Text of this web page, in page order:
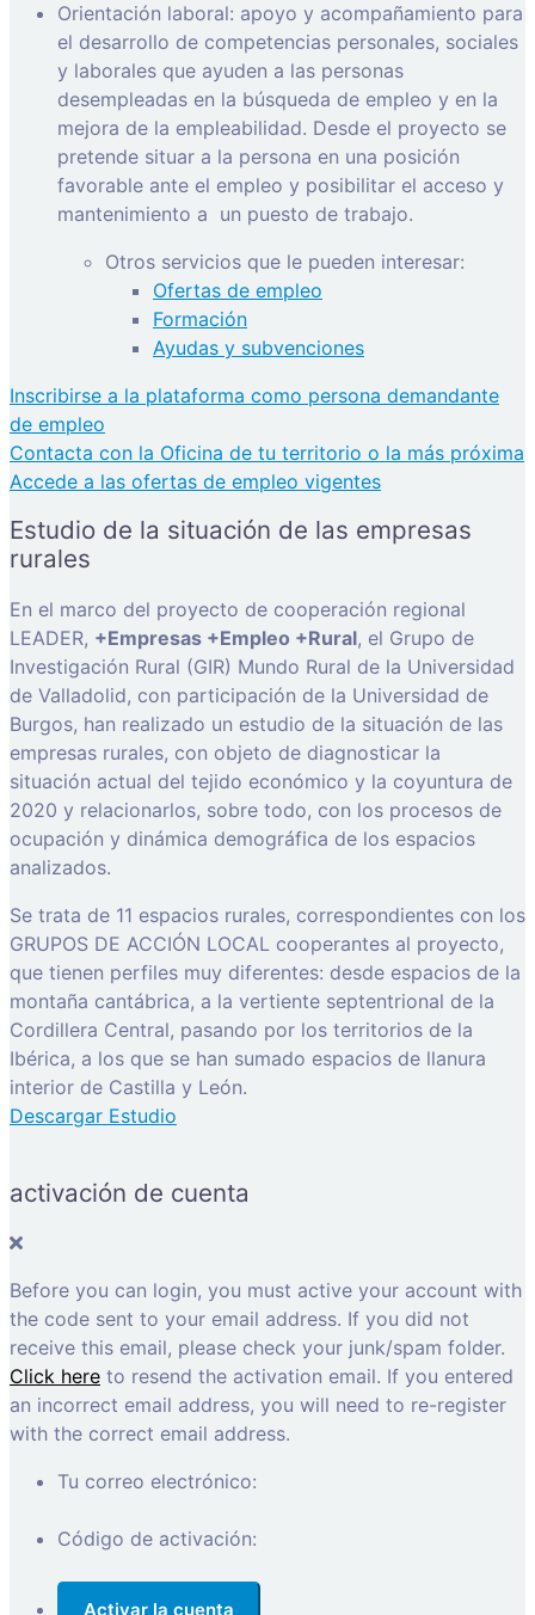
Orientación laboral: apoyo y acompañamiento para
el desarrollo de competencias personales, sociales
y laborales que ayuden a las personas
desempleadas en la búsqueda de empleo y en la
mejora de la empleabilidad. Desde el proyecto se
pretende situar a la persona en una posición
favorable ante el empleo y posibilitar el acceso y
mantenimiento a un puesto de trabajo.
Otros servicios que le pueden interesar:
Ofertas de empleo
Formación
Ayudas y subvenciones
Inscribirse a la plataforma como persona demandante
de empleo
Contacta con la Oficina de tu territorio o la más próxima
Accede a las ofertas de empleo vigentes
Estudio de la situación de las empresas
rurales
En el marco del proyecto de cooperación regional
LEADER, +Empresas +Empleo +Rural, el Grupo de
Investigación Rural (GIR) Mundo Rural de la Universidad
de Valladolid, con participación de la Universidad de
Burgos, han realizado un estudio de la situación de las
empresas rurales, con objeto de diagnosticar la
situación actual del tejido económico y la coyuntura de
2020 y relacionarlos, sobre todo, con los procesos de
ocupación y dinámica demográfica de los espacios
analizados.
Se trata de 11 espacios rurales, correspondientes con los
GRUPOS DE ACCIÓN LOCAL cooperantes al proyecto,
que tienen perfiles muy diferentes: desde espacios de la
montaña cantábrica, a la vertiente septentrional de la
Cordillera Central, pasando por los territorios de la
Ibérica, a los que se han sumado espacios de llanura
interior de Castilla y León.
Descargar Estudio
activación de cuenta
Before you can login, you must active your account with
the code sent to your email address. If you did not
receive this email, please check your junk/spam folder.
Click here to resend the activation email. If you entered
an incorrect email address, you will need to re-register
with the correct email address.
Tu correo electrónico:
Código de activación: